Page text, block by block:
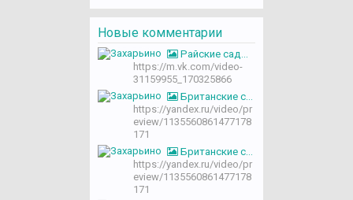
Новые комментарии
Райские сады (2007) 1 серия
https://m.vk.com/video-
31159955_170325866
Британские сады с Монти Доном (2025) 5 серия
https://yandex.ru/video/pr
eview/1135560861477178
171
Британские сады с Монти Доном (2025) 5 серия
https://yandex.ru/video/pr
eview/1135560861477178
171